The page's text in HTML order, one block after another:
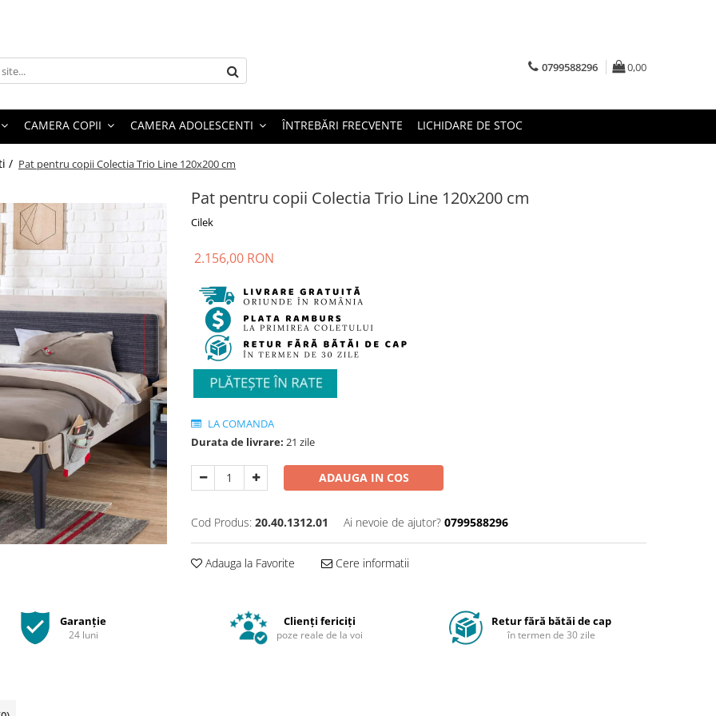
0799588296 0,00
CAMERA COPII CAMERA ADOLESCENTI ÎNTREBĂRI FRECVENTE LICHIDARE DE STOC
/ Pat pentru copii Colectia Trio Line 120x200 cm
Pat pentru copii Colectia Trio Line 120x200 cm
Cilek
2.156,00 RON
LA COMANDA
Durata de livrare: 21 zile
ADAUGA IN COS
Cod Produs: 20.40.1312.01 Ai nevoie de ajutor? 0799588296
Adauga la Favorite Cere informatii
Garanție
24 luni
Clienți fericiți
poze reale de la voi
Retur fără bătăi de cap
în termen de 30 zile